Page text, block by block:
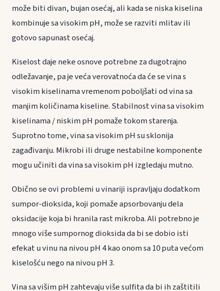
može biti divan, bujan osećaj, ali kada se niska kiselina
kombinuje sa visokim pH, može se razviti mlitav ili
gotovo sapunast osećaj.
Kiselost daje neke osnove potrebne za dugotrajno
odležavanje, pa je veća verovatnoća da će se vina s
visokim kiselinama vremenom poboljšati od vina sa
manjim količinama kiseline. Stabilnost vina sa visokim
kiselinama / niskim pH pomaže tokom starenja.
Suprotno tome, vina sa visokim pH su sklonija
zagađivanju. Mikrobi ili druge nestabilne komponente
mogu učiniti da vina sa visokim pH izgledaju mutno.
Obično se ovi problemi u vinariji ispravljaju dodatkom
sumpor-dioksida, koji pomaže apsorbovanju dela
oksidacije koja bi hranila rast mikroba. Ali potrebno je
mnogo više sumpornog dioksida da bi se dobio isti
efekat u vinu na nivou pH 4 kao onom sa 10 puta većom
kiselošću nego na nivou pH 3.
Vina sa višim pH zahtevaju više sulfita da bi ih zaštitili